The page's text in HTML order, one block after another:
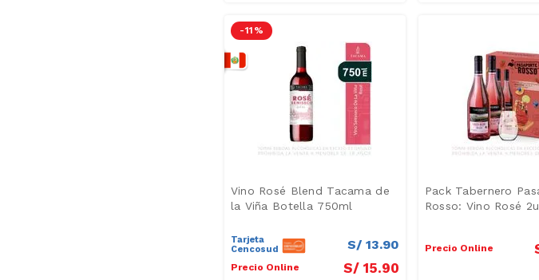
-11 %
Vino Rosé Blend Tacama de
la Viña Botella 750ml
Tarjeta
Cencosud
S/ 13.90
Precio Online S/ 15.90
Pack Tabernero
Rosso: Vino Rosé
Precio Online